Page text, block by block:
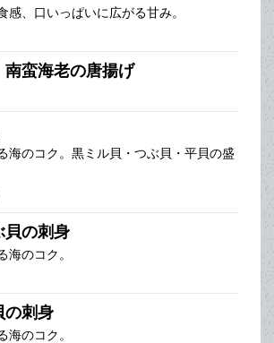
感、口いっぱいに広がる甘み。
南蛮海老の唐揚げ
海のコク。黒ミル貝・つぶ貝・平貝の盛
貝の刺身
海のコク。
の刺身
海のコク。